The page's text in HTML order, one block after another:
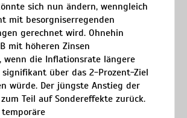
sich nun ändern, wenngleich
mit besorgniserregenden
gerechnet wird. Ohnehin
mit höheren Zinsen
wenn die Inflationsrate längere
über das 2-Prozent-Ziel
würde. Der jüngste Anstieg der
Teil auf Sondereffekte zurück.